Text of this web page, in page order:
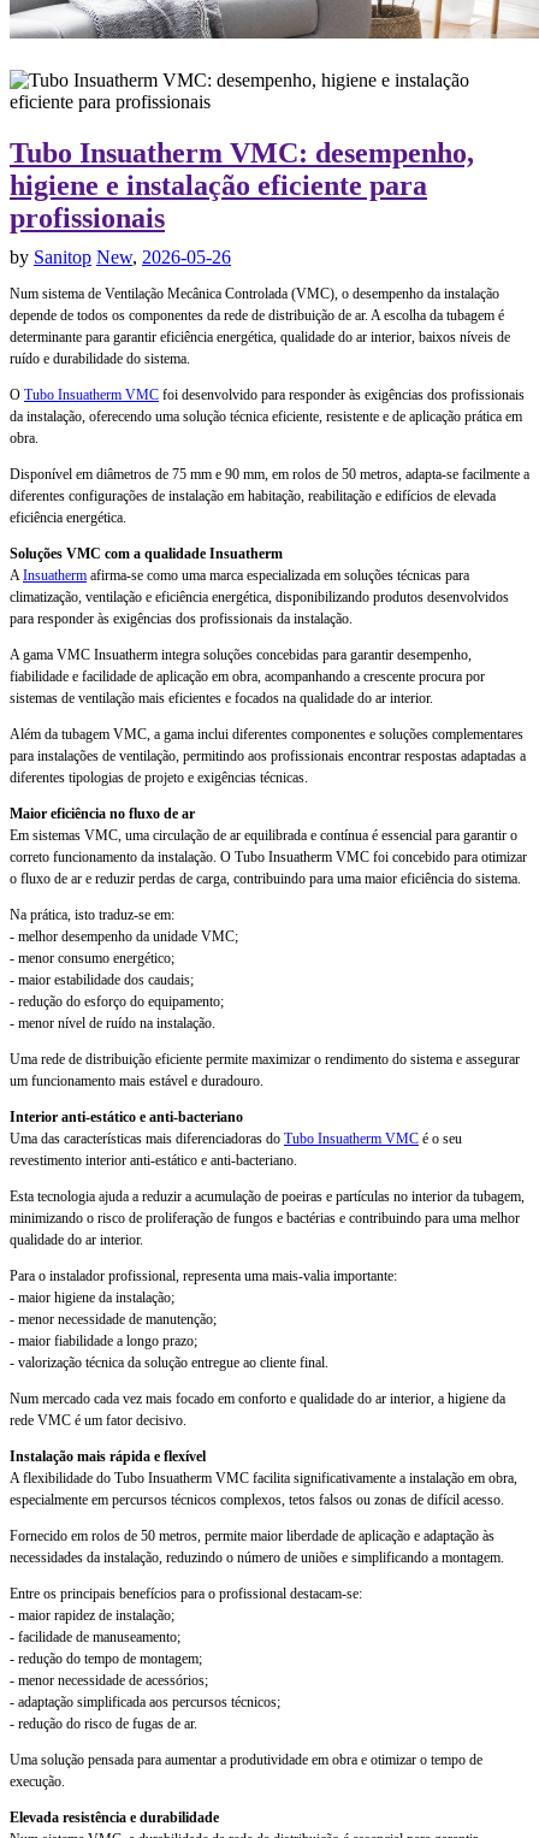
Tubo Insuatherm VMC: desempenho,
higiene e instalação eficiente para
profissionais
by Sanitop New, 2026-05-26
Num sistema de Ventilação Mecânica Controlada (VMC), o desempenho da instalação
depende de todos os componentes da rede de distribuição de ar. A escolha da tubagem é
determinante para garantir eficiência energética, qualidade do ar interior, baixos níveis de
ruído e durabilidade do sistema.
O Tubo Insuatherm VMC foi desenvolvido para responder às exigências dos profissionais
da instalação, oferecendo uma solução técnica eficiente, resistente e de aplicação prática em
obra.
Disponível em diâmetros de 75 mm e 90 mm, em rolos de 50 metros, adapta-se facilmente a
diferentes configurações de instalação em habitação, reabilitação e edifícios de elevada
eficiência energética.
Soluções VMC com a qualidade Insuatherm
AInsuatherm afirma-se como uma marca especializada em soluções técnicas para
climatização, ventilação e eficiência energética, disponibilizando produtos desenvolvidos
para responder às exigências dos profissionais da instalação.
A gama VMC Insuatherm integra soluções concebidas para garantir desempenho,
fiabilidade e facilidade de aplicação em obra, acompanhando a crescente procura por
sistemas de ventilação mais eficientes e focados na qualidade do ar interior.
Além da tubagem VMC, a gama inclui diferentes componentes e soluções complementares
para instalações de ventilação, permitindo aos profissionais encontrar respostas adaptadas a
diferentes tipologias de projeto e exigências técnicas.
Maior eficiência no fluxo de ar
Em sistemas VMC, uma circulação de ar equilibrada e contínua é essencial para garantir o
correto funcionamento da instalação. O Tubo Insuatherm VMC foi concebido para otimizar
o fluxo de ar e reduzir perdas de carga, contribuindo para uma maior eficiência do sistema.
Na prática, isto traduz-se em:
- melhor desempenho da unidade VMC;
- menor consumo energético;
- maior estabilidade dos caudais;
- redução do esforço do equipamento;
- menor nível de ruído na instalação.
Uma rede de distribuição eficiente permite maximizar o rendimento do sistema e assegurar
um funcionamento mais estável e duradouro.
Interior anti-estático e anti-bacteriano
Uma das características mais diferenciadoras do Tubo Insuatherm VMC é o seu
revestimento interior anti-estático e anti-bacteriano.
Esta tecnologia ajuda a reduzir a acumulação de poeiras e partículas no interior da tubagem,
minimizando o risco de proliferação de fungos e bactérias e contribuindo para uma melhor
qualidade do ar interior.
Para o instalador profissional, representa uma mais-valia importante:
- maior higiene da instalação;
- menor necessidade de manutenção;
- maior fiabilidade a longo prazo;
- valorização técnica da solução entregue ao cliente final.
Num mercado cada vez mais focado em conforto e qualidade do ar interior, a higiene da
rede VMC é um fator decisivo.
Instalação mais rápida e flexível
A flexibilidade do Tubo Insuatherm VMC facilita significativamente a instalação em obra,
especialmente em percursos técnicos complexos, tetos falsos ou zonas de difícil acesso.
Fornecido em rolos de 50 metros, permite maior liberdade de aplicação e adaptação às
necessidades da instalação, reduzindo o número de uniões e simplificando a montagem.
Entre os principais benefícios para o profissional destacam-se:
- maior rapidez de instalação;
- facilidade de manuseamento;
- redução do tempo de montagem;
- menor necessidade de acessórios;
- adaptação simplificada aos percursos técnicos;
- redução do risco de fugas de ar.
Uma solução pensada para aumentar a produtividade em obra e otimizar o tempo de
execução.
Elevada resistência e durabilidade